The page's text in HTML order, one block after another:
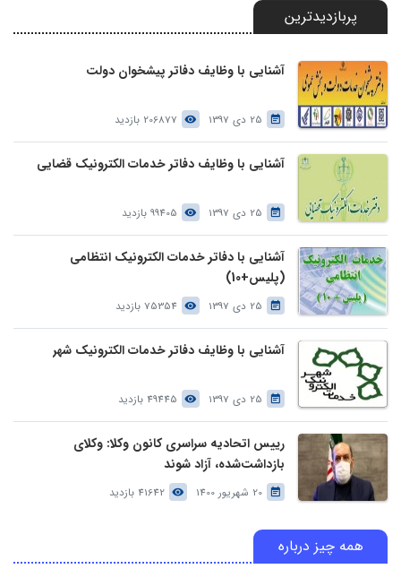
پربازدیدترین
آشنایی با وظایف دفاتر پیشخوان دولت
25 دی 1397 206877 بازدید
آشنایی با وظایف دفاتر خدمات الکترونیک قضایی
25 دی 1397 99405 بازدید
آشنایی با دفاتر خدمات الکترونیک انتظامی
(پلیس+10)
25 دی 1397 75354 بازدید
آشنایی با وظایف دفاتر خدمات الکترونیک شهر
25 دی 1397 49445 بازدید
رییس اتحادیه سراسری کانون وکلا: وکلای
بازداشت‌شده، آزاد شوند
20 شهریور 1400 41642 بازدید
همه چیز درباره